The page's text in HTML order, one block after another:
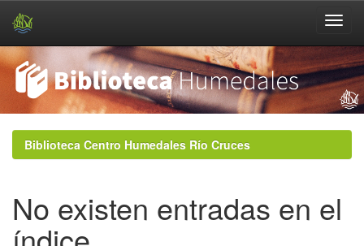
navigationBiblioteca Centro Humedales Río Cruces
No existen entradas en el